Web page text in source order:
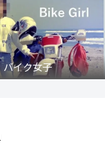
バイク女子